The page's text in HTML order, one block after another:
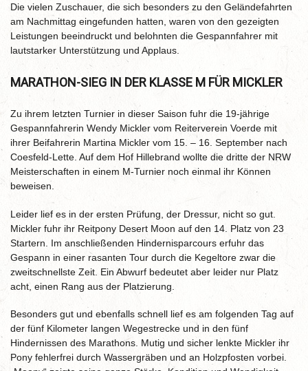
Die vielen Zuschauer, die sich besonders zu den Geländefahrten
am Nachmittag eingefunden hatten, waren von den gezeigten
Leistungen beeindruckt und belohnten die Gespannfahrer mit
lautstarker Unterstützung und Applaus.
MARATHON-SIEG IN DER KLASSE M FÜR MICKLER
Zu ihrem letzten Turnier in dieser Saison fuhr die 19-jährige
Gespannfahrerin Wendy Mickler vom Reiterverein Voerde mit
ihrer Beifahrerin Martina Mickler vom 15. – 16. September nach
Coesfeld-Lette. Auf dem Hof Hillebrand wollte die dritte der NRW
Meisterschaften in einem M-Turnier noch einmal ihr Können
beweisen.
Leider lief es in der ersten Prüfung, der Dressur, nicht so gut.
Mickler fuhr ihr Reitpony Desert Moon auf den 14. Platz von 23
Startern. Im anschließenden Hindernisparcours erfuhr das
Gespann in einer rasanten Tour durch die Kegeltore zwar die
zweitschnellste Zeit. Ein Abwurf bedeutet aber leider nur Platz
acht, einen Rang aus der Platzierung.
Besonders gut und ebenfalls schnell lief es am folgenden Tag auf
der fünf Kilometer langen Wegestrecke und in den fünf
Hindernissen des Marathons. Mutig und sicher lenkte Mickler ihr
Pony fehlerfrei durch Wassergräben und an Holzpfosten vorbei.